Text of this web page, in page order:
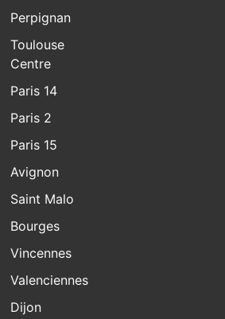
Perpignan
Toulouse
Centre
Paris 14
Paris 2
Paris 15
Avignon
Saint Malo
Bourges
Vincennes
Valenciennes
Dijon